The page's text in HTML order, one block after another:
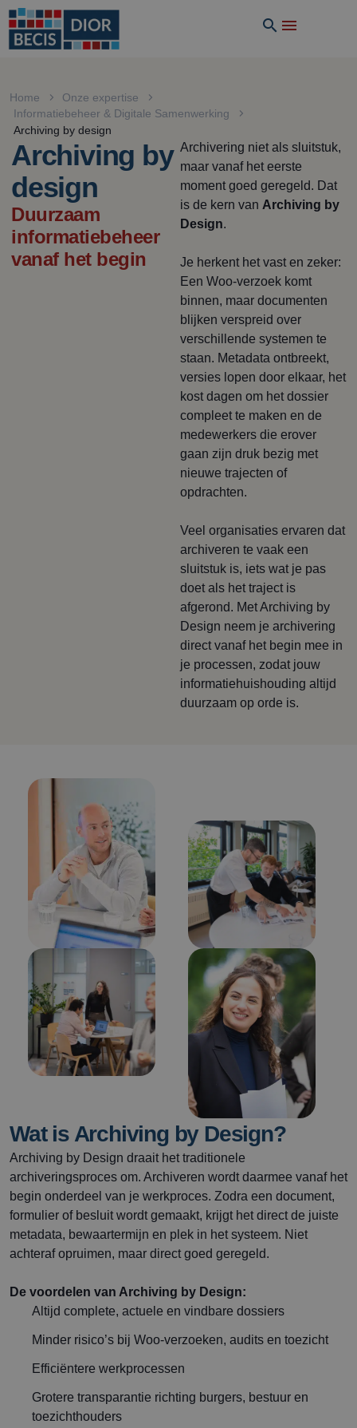
Home
Onze expertise
Informatiebeheer & Digitale Samenwerking
Archiving by design
Archiving by
design
Duurzaam
informatiebeheer
vanaf het begin
Archivering niet als sluitstuk,
maar vanaf het eerste
moment goed geregeld. Dat
is de kern van Archiving by
Design.
Je herkent het vast en zeker:
Een Woo-verzoek komt
binnen, maar documenten
blijken verspreid over
verschillende systemen te
staan. Metadata ontbreekt,
versies lopen door elkaar, het
kost dagen om het dossier
compleet te maken en de
medewerkers die erover
gaan zijn druk bezig met
nieuwe trajecten of
opdrachten.
Veel organisaties ervaren dat
archiveren te vaak een
sluitstuk is, iets wat je pas
doet als het traject is
afgerond. Met Archiving by
Design neem je archivering
direct vanaf het begin mee in
je processen, zodat jouw
informatiehuishouding altijd
duurzaam op orde is.
Wat is Archiving by Design?
Archiving by Design draait het traditionele
archiveringsproces om. Archiveren wordt daarmee vanaf het
begin onderdeel van je werkproces. Zodra een document,
formulier of besluit wordt gemaakt, krijgt het direct de juiste
metadata, bewaartermijn en plek in het systeem. Niet
achteraf opruimen, maar direct goed geregeld.
De voordelen van Archiving by Design:
Altijd complete, actuele en vindbare dossiers
Minder risico’s bij Woo-verzoeken, audits en toezicht
Efficiëntere werkprocessen
Grotere transparantie richting burgers, bestuur en
toezichthouders